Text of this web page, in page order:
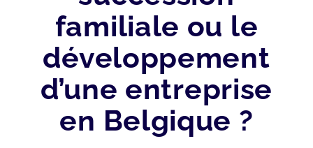
familiale ou le
développement
d’une entreprise
en Belgique ?